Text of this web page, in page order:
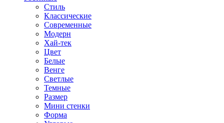
Стиль
Классические
Современные
Модерн
Хай-тек
Цвет
Белые
Венге
Светлые
Темные
Размер
Мини стенки
Форма